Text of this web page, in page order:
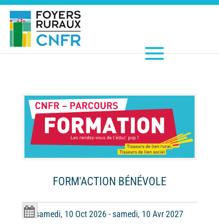
FORM'ACTION BÉNÉVOLE
samedi, 10 Oct 2026 - samedi, 10 Avr 2027